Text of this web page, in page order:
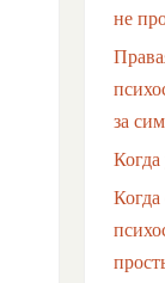
не
за